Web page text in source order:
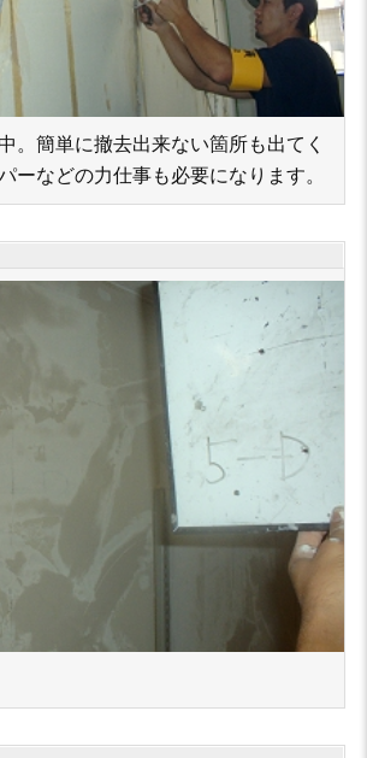
。簡単に撤去出来ない箇所も出てく
ーなどの力仕事も必要になります。